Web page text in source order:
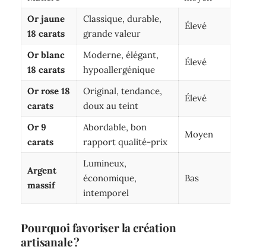
Or jaune
18 carats
Classique, durable,
grande valeur
Élevé
Or blanc
18 carats
Moderne, élégant,
hypoallergénique
Élevé
Or rose 18
carats
Original, tendance,
doux au teint
Élevé
Or 9
carats
Abordable, bon
rapport qualité-prix
Moyen
Argent
massif
Lumineux,
économique,
intemporel
Bas
Pourquoi favoriser la création
artisanale ?